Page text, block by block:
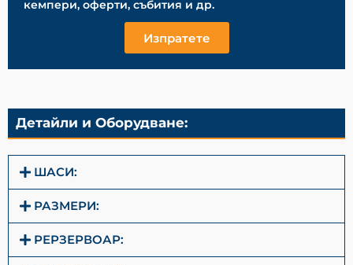
кемпери, оферти, събития и др.
Изпратете
Детайли и Оборудване:
ШАСИ:
РАЗМЕРИ:
РЕРЗЕРВОАР: